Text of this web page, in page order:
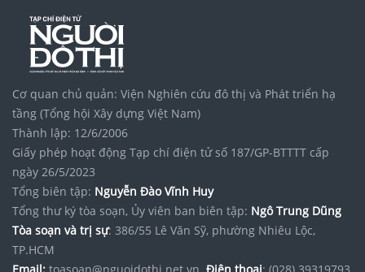
Cơ quan chủ quản: Viện Nghiên cứu đô thị và Phát triển hạ
tầng (Tổng hội Xây dựng Việt Nam)
Thành lập: 12/6/2006
Giấy phép hoạt động Tạp chí điện tử số 187/GP-BTTTT cấp
ngày 26/5/2023
Tổng biên tập: Nguyễn Đào Vĩnh Huy
Tổng thư ký tòa soạn, Ủy viên ban biên tập: Ngô Trung Dũng
Tòa soạn và trị sự: 386/55 Lê Văn Sỹ, phường Nhiêu Lộc,
TP.HCM
Email: toasoan@nguoidothi.net.vn. Điện thoại: (028) 39319793